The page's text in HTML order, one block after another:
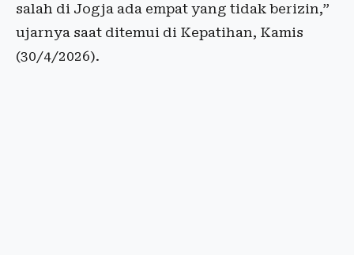
salah di Jogja ada empat yang tidak berizin,”
ujarnya saat ditemui di Kepatihan, Kamis
(30/4/2026).